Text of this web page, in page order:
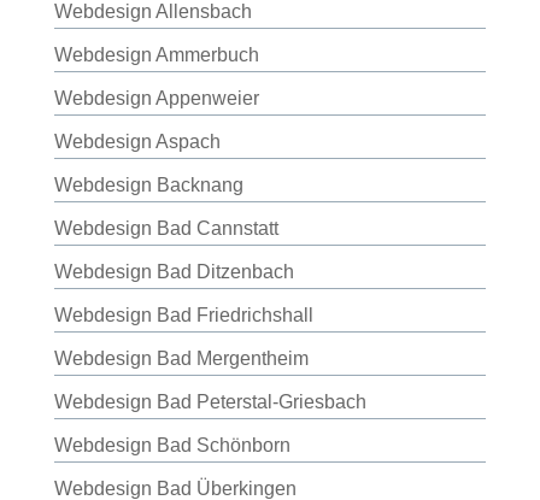
Webdesign Allensbach
Webdesign Ammerbuch
Webdesign Appenweier
Webdesign Aspach
Webdesign Backnang
Webdesign Bad Cannstatt
Webdesign Bad Ditzenbach
Webdesign Bad Friedrichshall
Webdesign Bad Mergentheim
Webdesign Bad Peterstal-Griesbach
Webdesign Bad Schönborn
Webdesign Bad Überkingen